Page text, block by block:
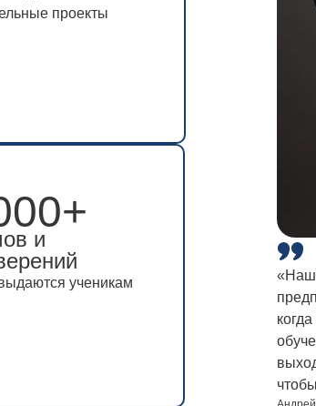
проекты
проекты
и
ученикам
и
ученикам